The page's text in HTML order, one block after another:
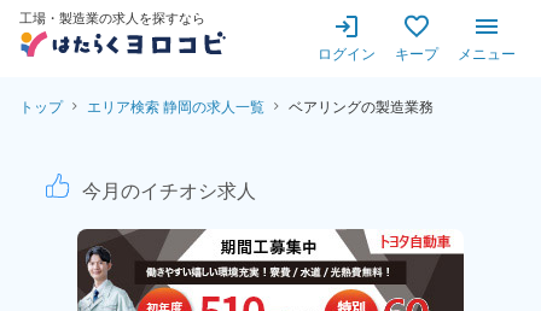
工場・製造業の求人を探すなら
ログイン キープ メニュー
トップ エリア検索 静岡の求人一覧 ベアリングの製造業務
ベアリングの製造業務！未
今月のイチオシ求人